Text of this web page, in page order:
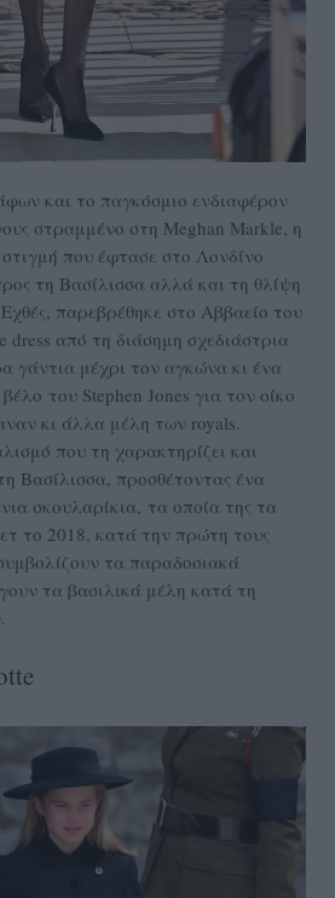
και το παγκόσμιο ενδιαφέρον
στραμμένο στη Meghan Markle, η
που έφτασε στο Λονδίνο
τη Βασίλισσα αλλά και τη θλίψη
παρεβρέθηκε στο Αββαείο του
dress από τη διάσημη σχεδιάστρια
γάντια μέχρι τον αγκώνα κι ένα
του Stephen Jones για τον οίκο
κι άλλα μέλη των royals.
που τη χαρακτηρίζει και
Βασίλισσα, προσθέτοντας ένα
σκουλαρίκια, τα οποία της τα
το 2018, κατά την πρώτη τους
τα παραδοσιακά
τα βασιλικά μέλη κατά τη